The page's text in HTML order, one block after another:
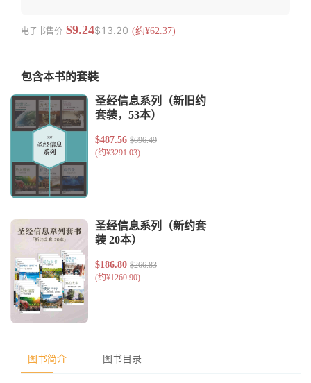
电子书售价 $9.24$13.20 (约¥62.37)
包含本书的套裝
图书简介 图书目录